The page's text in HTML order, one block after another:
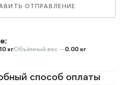
ОТПРАВЛЕНИЕ
кгОбъёмный вес —0.00 кг
способ оплаты